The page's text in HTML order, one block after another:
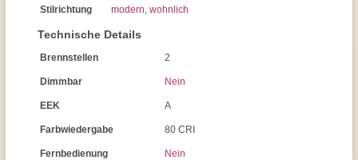
Stilrichtung modern, wohnlich
Technische Details
Brennstellen 2
Dimmbar Nein
EEK A
Farbwiedergabe 80 CRI
Fernbedienung Nein